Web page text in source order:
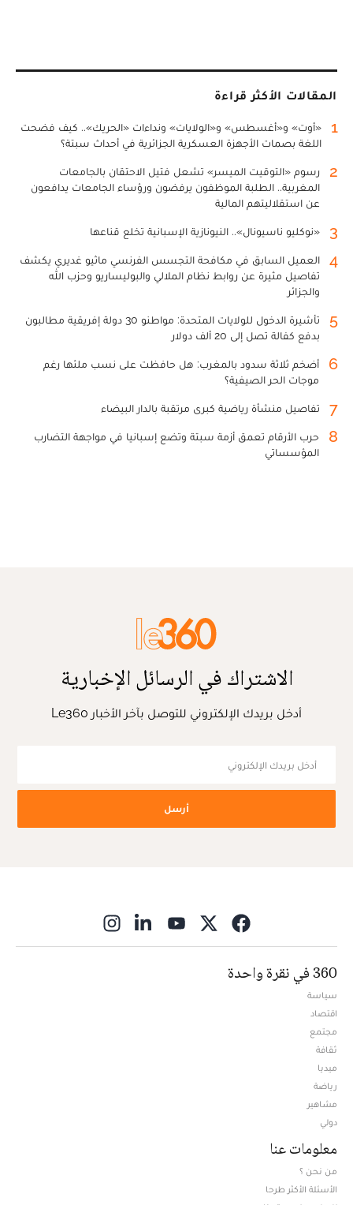
المقالات الأكثر قراءة
1
«أوت» و«أغسطس» و«الولايات» ونداءات «الحريك».. كيف فضحت
اللغة بصمات الأجهزة العسكرية الجزائرية في أحداث سبتة؟
2
رسوم «التوقيت الميسر» تشعل فتيل الاحتقان بالجامعات
المغربية.. الطلبة الموظفون يرفضون ورؤساء الجامعات يدافعون
عن استقلاليتهم المالية
3 «نوكليو ناسيونال».. النيونازية الإسبانية تخلع قناعها
4
العميل السابق في مكافحة التجسس الفرنسي ماثيو غديري يكشف
تفاصيل مثيرة عن روابط نظام الملالي والبوليساريو وحزب الله
والجزائر
5
تأشيرة الدخول للولايات المتحدة: مواطنو 30 دولة إفريقية مطالبون
بدفع كفالة تصل إلى 20 ألف دولار
6
أضخم ثلاثة سدود بالمغرب: هل حافظت على نسب ملئها رغم
موجات الحر الصيفية؟
7 تفاصيل منشأة رياضية كبرى مرتقبة بالدار البيضاء
8
حرب الأرقام تعمق أزمة سبتة وتضع إسبانيا في مواجهة التضارب
المؤسساتي
الاشتراك في الرسائل الإخبارية
أدخل بريدك الإلكتروني للتوصل بآخر الأخبار Le360
أرسل
360 في نقرة واحدة
سياسة
اقتصاد
مجتمع
ثقافة
ميديا
رياضة
مشاهير
دولي
معلومات عنا
من نحن ؟
الأسئلة الأكثر طرحا